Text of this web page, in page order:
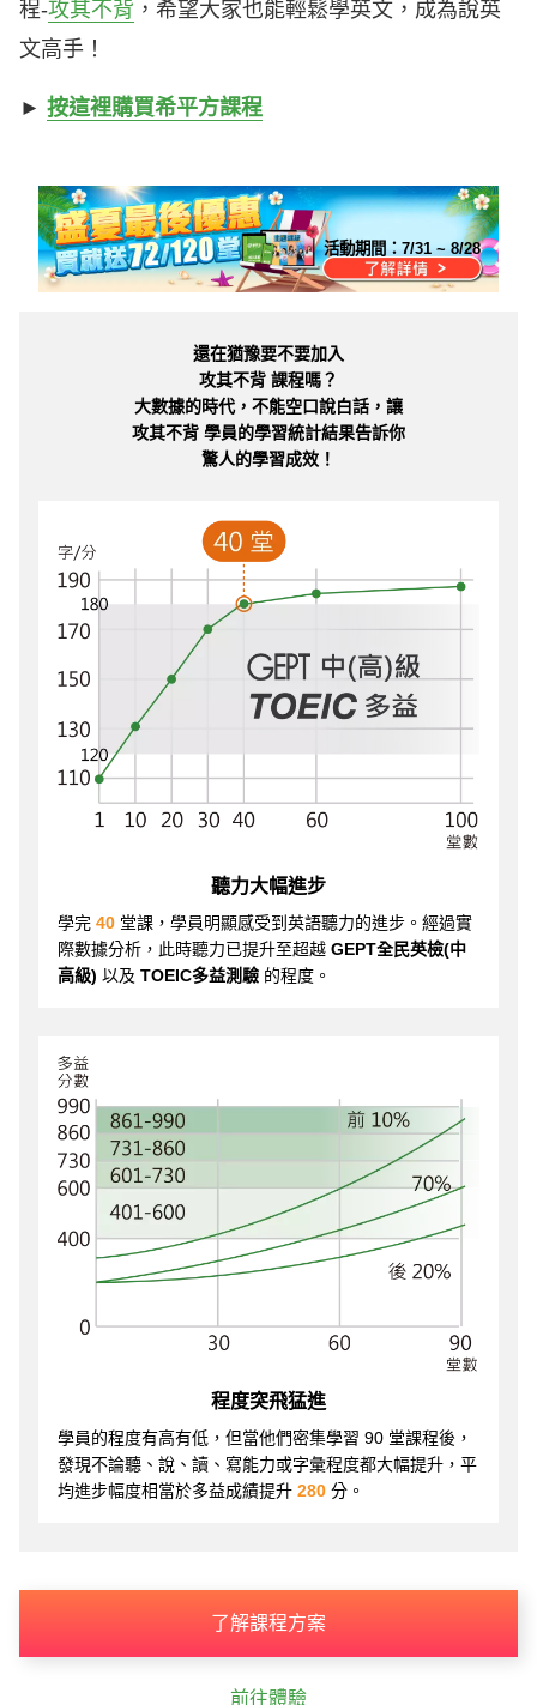
程-攻其不背 ，希望大家也能輕鬆學英文，成為說英
文高手！
► 按這裡購買希平方課程
活動期間：7/31 ~ 8/28
還在猶豫要不要加入
攻其不背 課程嗎？
大數據的時代，不能空口說白話，讓
攻其不背 學員的學習統計結果告訴你
驚人的學習成效！
聽力大幅進步
學完 40 堂課，學員明顯感受到英語聽力的進步。經過實
際數據分析，此時聽力已提升至超越 GEPT全民英檢(中
高級) 以及 TOEIC多益測驗 的程度。
程度突飛猛進
學員的程度有高有低，但當他們密集學習 90 堂課程後，
發現不論聽、說、讀、寫能力或字彙程度都大幅提升，平
均進步幅度相當於多益成績提升 280 分。
了解課程方案
前往體驗